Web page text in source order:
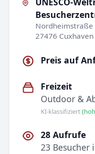
Nordheimstraße
27476 Cuxhaven
Preis auf
Freizeit
Outdoor &
KI-klassifiziert
28 Aufrufe
23 Besucher